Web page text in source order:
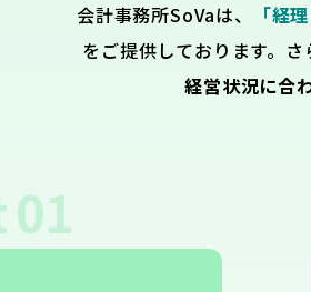
会計事務所SoVaは、
「経
をご提供しております。
経営状況に合
01